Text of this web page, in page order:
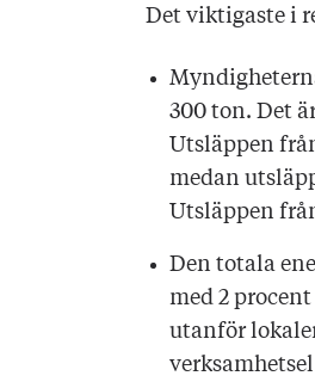
Det viktigaste i
300 ton. Det
Utsläppen
medan
Utsläppen
Den totala
med 2
utanför